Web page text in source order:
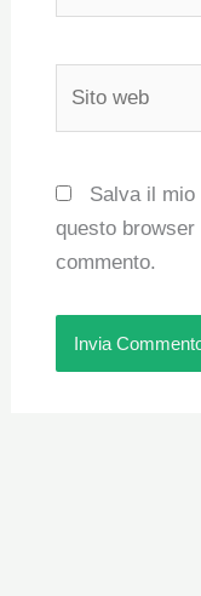
Salva il mio
questo
commento.